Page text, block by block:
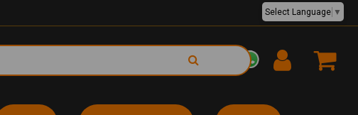
EUR €
Select Language ▼